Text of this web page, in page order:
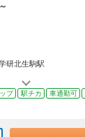
研北生駒駅
プ 駅チカ 車通勤可